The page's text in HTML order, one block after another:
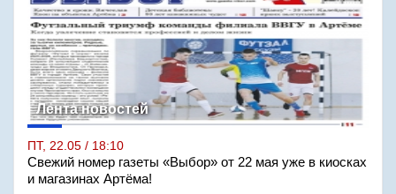
Лента новостей
ПТ, 22.05 / 18:10
Свежий номер газеты «Выбор» от 22 мая уже в киосках
и магазинах Артёма!